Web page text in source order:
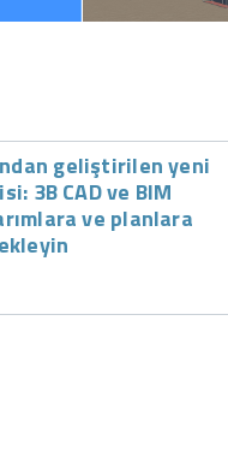
geliştirilen yeni
3B CAD ve BIM
ve planlara